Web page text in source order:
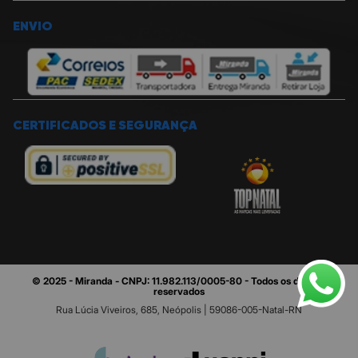
ENVIO
CERTIFICADOS E SEGURANÇA
© 2025 - Miranda - CNPJ: 11.982.113/0005-80 - Todos os direitos
reservados
Rua Lúcia Viveiros, 685, Neópolis | 59086-005-Natal-RN